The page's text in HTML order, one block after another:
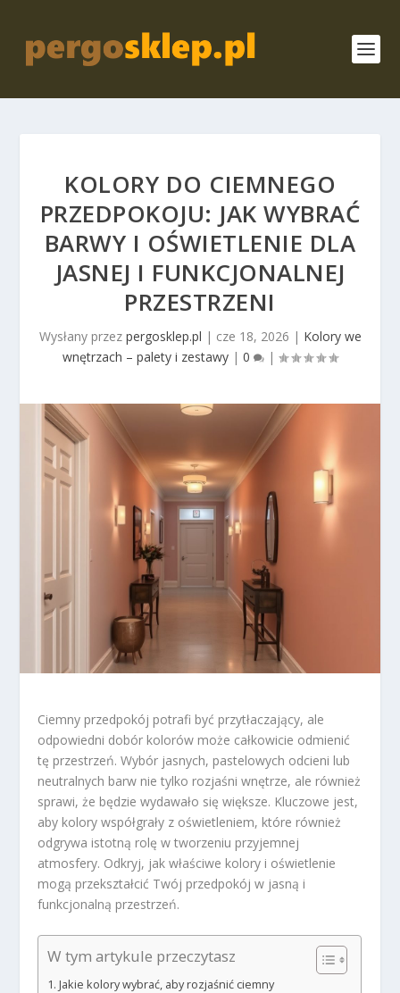
KOLORY DO CIEMNEGO
PRZEDPOKOJU: JAK WYBRAĆ
BARWY I OŚWIETLENIE DLA
JASNEJ I FUNKCJONALNEJ
PRZESTRZENI
Wysłany przez pergosklep.pl | cze 18, 2026 | Kolory we
wnętrzach – palety i zestawy | 0 |
Ciemny przedpokój potrafi być przytłaczający, ale
odpowiedni dobór kolorów może całkowicie odmienić
tę przestrzeń. Wybór jasnych, pastelowych odcieni lub
neutralnych barw nie tylko rozjaśni wnętrze, ale również
sprawi, że będzie wydawało się większe. Kluczowe jest,
aby kolory współgrały z oświetleniem, które również
odgrywa istotną rolę w tworzeniu przyjemnej
atmosfery. Odkryj, jak właściwe kolory i oświetlenie
mogą przekształcić Twój przedpokój w jasną i
funkcjonalną przestrzeń.
W tym artykule przeczytasz
Jakie kolory wybrać, aby rozjaśnić ciemny